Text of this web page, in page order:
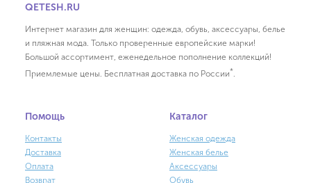
QETESH.RU
Интернет магазин для женщин: одежда, обувь, аксессуары, белье
и пляжная мода. Только проверенные европейские марки!
Большой ассортимент, еженедельное пополнение коллекций!
Приемлемые цены. Бесплатная доставка по России*
Помощь
Контакты
Доставка
Оплата
Возврат
Каталог
Женская одежда
Женская белье
Аксессуары
Обувь